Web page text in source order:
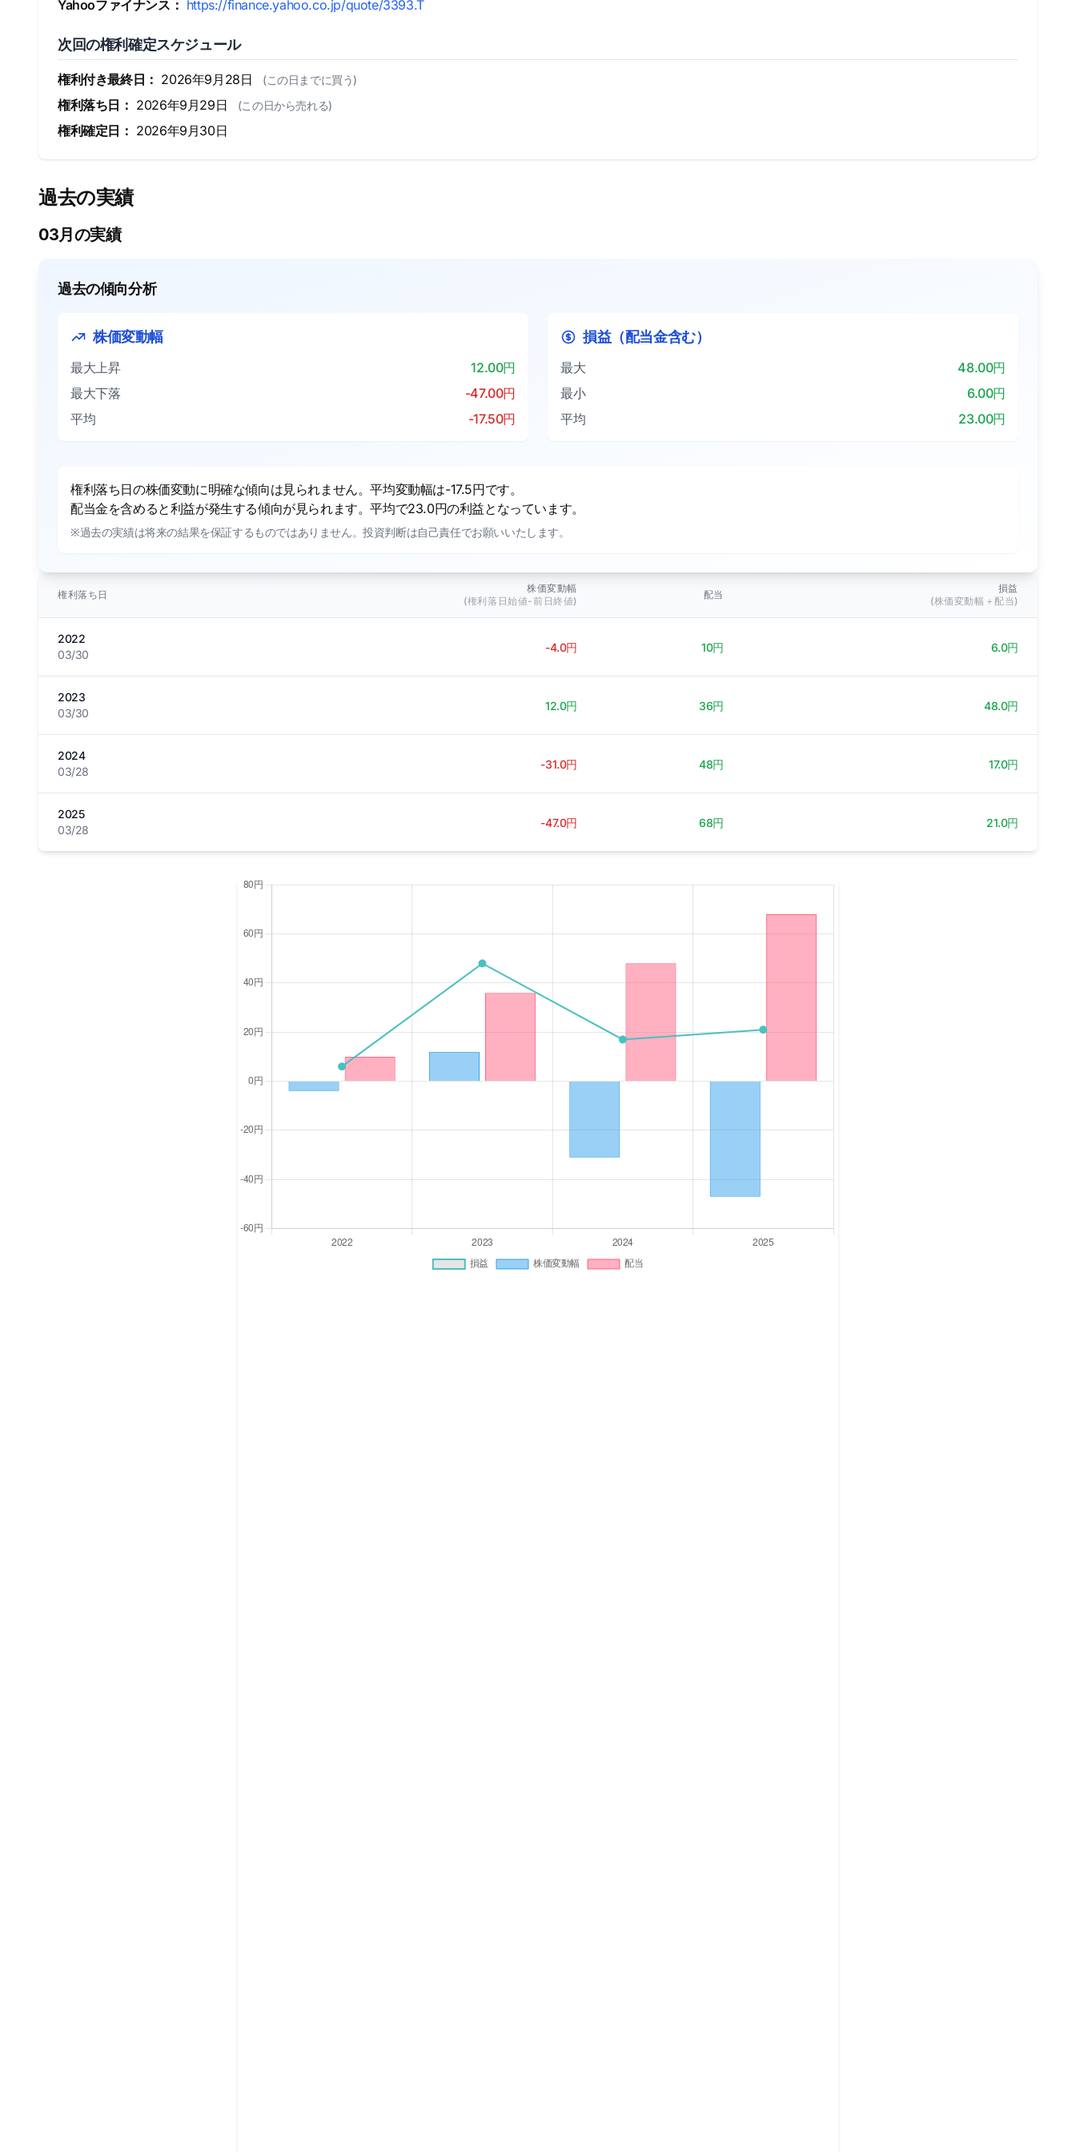
Yahooファイナンス： https://finance.yahoo.co.jp/quote/3393.T
次回の権利確定スケジュール
権利付き最終日： 2026年9月28日 (この日までに買う)
権利落ち日： 2026年9月29日 (この日から売れる)
権利確定日： 2026年9月30日
過去の実績
03月の実績
過去の傾向分析
株価変動幅
最大上昇
12.00円
最大下落
-47.00円
平均
-17.50円
損益（配当金含む）
最大
48.00円
最小
6.00円
平均
23.00円
権利落ち日の株価変動に明確な傾向は見られません。平均変動幅は-17.5円です。
配当金を含めると利益が発生する傾向が見られます。平均で23.0円の利益となっています。
※過去の実績は将来の結果を保証するものではありません。投資判断は自己責任でお願いいたします。
権利落ち日
株価変動幅
(権利落日始値-前日終値)
配当
損益
(株価変動幅＋配当)
2022
03/30
-4.0円 10円 6.0円
2023
03/30
12.0円 36円 48.0円
2024
03/28
-31.0円 48円 17.0円
2025
03/28
-47.0円 68円 21.0円